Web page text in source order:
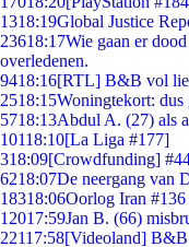
1318:19Global Justice
23618:17Wie gaan er
overledenen.
9418:16[RTL] B&B vol
2518:15Woningtekort: dus
5718:13Abdul A. (27) als
10118:10[La Liga #177]
318:09[Crowdfunding]
6218:07De neergang van
18318:06Oorlog Iran
12017:59Jan B. (66)
22117:58[Videoland] B&B